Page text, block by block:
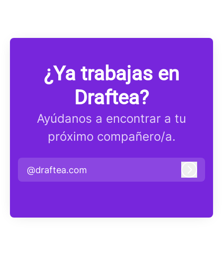
¿Ya trabajas en
Draftea?
Ayúdanos a encontrar a tu
próximo compañero/a.
@draftea.com